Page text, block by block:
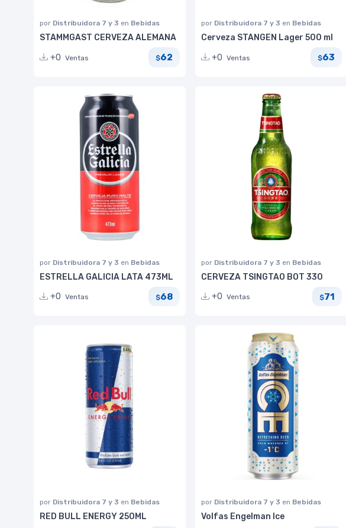
por Distribuidora 7 y 3 en Bebidas
STAMMGAST CERVEZA ALEMANA
+0 Ventas $62
por Distribuidora 7 y 3 en Bebidas
Cerveza STANGEN Lager 500 ml
+0 Ventas $63
por Distribuidora 7 y 3 en Bebidas
ESTRELLA GALICIA LATA 473ML
+0 Ventas $68
por Distribuidora 7 y 3 en Bebidas
CERVEZA TSINGTAO BOT 330
+0 Ventas $71
por Distribuidora 7 y 3 en Bebidas
RED BULL ENERGY 250ML
por Distribuidora 7 y 3 en Bebidas
Volfas Engelman Ice